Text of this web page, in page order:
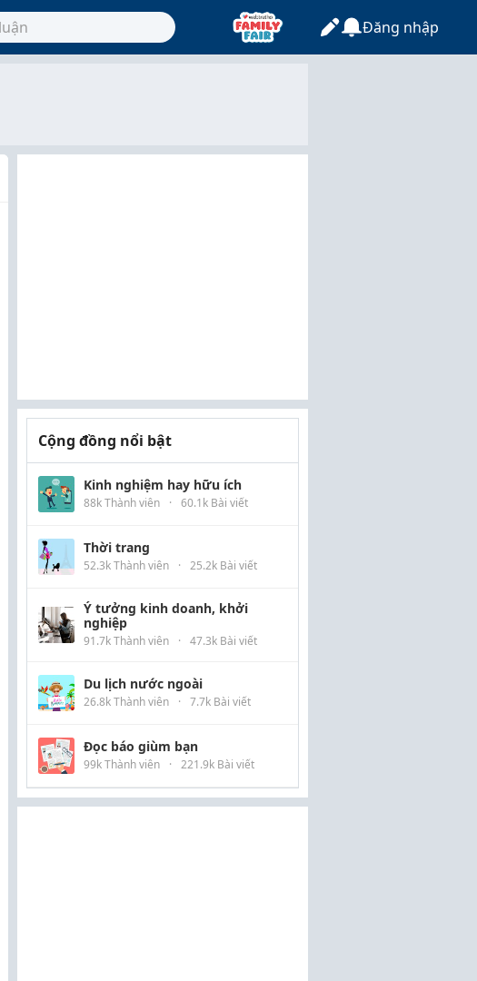
Đăng nhập
Cộng đồng nổi bật
Kinh nghiệm hay hữu ích
88k Thành viên · 60.1k Bài viết
Thời trang
52.3k Thành viên · 25.2k Bài viết
Ý tưởng kinh doanh, khởi
nghiệp
91.7k Thành viên · 47.3k Bài viết
Du lịch nước ngoài
26.8k Thành viên · 7.7k Bài viết
Đọc báo giùm bạn
99k Thành viên · 221.9k Bài viết